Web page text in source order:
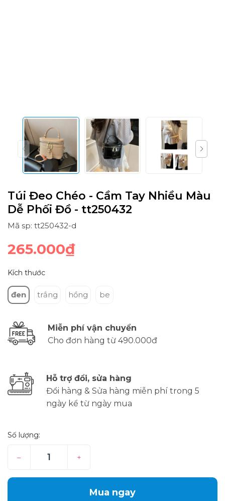
Túi Đeo Chéo - Cầm Tay Nhiều Màu
Dễ Phối Đồ - tt250432
Mã sp: tt250432-d
265.000₫
Kích thước
đen trắng hồng be
Miễn phí vận chuyển
Cho đơn hàng từ 490.000đ
Hỗ trợ đổi, sửa hàng
Đổi hàng & Sửa hàng miễn phí trong 5
ngày kể từ ngày mua
Số lượng:
– +
Mua ngay